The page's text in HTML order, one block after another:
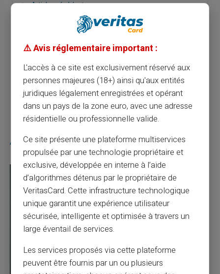
Article précédent
Les avantages des cartes prépayées dans
les paiements sans contact
Articles similaires
⚠️ Avis réglementaire important :
L'accès à ce site est exclusivement réservé aux
personnes majeures (18+) ainsi qu'aux entités
juridiques légalement enregistrées et opérant
dans un pays de la zone euro, avec une adresse
résidentielle ou professionnelle valide.
Ce site présente une plateforme multiservices
propulsée par une technologie propriétaire et
exclusive, développée en interne à l’aide
d’algorithmes détenus par le propriétaire de
VeritasCard. Cette infrastructure technologique
unique garantit une expérience utilisateur
sécurisée, intelligente et optimisée à travers un
large éventail de services.
Les services proposés via cette plateforme
peuvent être fournis par un ou plusieurs